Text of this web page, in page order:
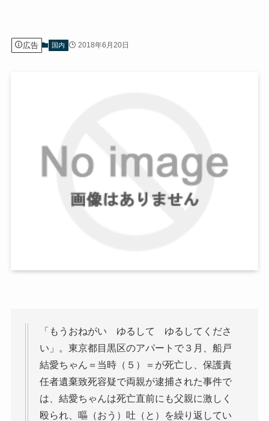
広告 国内 2018年6月20日
「もうおねがい ゆるして ゆるしてくださ
い」。東京都目黒区のアパートで３月、船戸
結愛ちゃん＝当時（５）＝が死亡し、保護責
任者遺棄致死容疑で両親が逮捕された事件で
は、結愛ちゃんは死亡直前にも父親に激しく
殴られ、嘔（おう）吐（と）を繰り返してい